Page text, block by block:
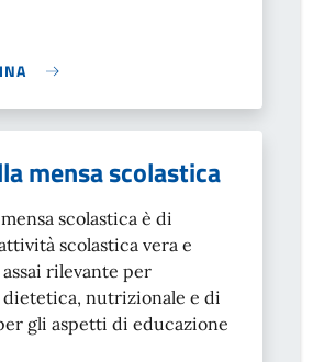
mensa scolastica
scolastica è di
scolastica vera e
rilevante per
nutrizionale e di
gli aspetti di educazione